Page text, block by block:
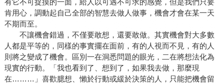
有它不可捉摸的一面，給人以可遇不可求的感覺，但是我們只要
肯用心，調動起自己全部的智慧去做人做事，機會才會在某一天
不期而至。
不讓機會錯過，不僅要敢想，還要敢做。其實機會對大多數
人都是平等的，同樣的事實擺在面前，有的人視而不見，有的人
則將之變成了機會。區別一在洞悉問題的眼光，二在將想法化為
現實的行動。「我也看到了、想到了，如果我去做，那麼現
在………」喜歡臆想、懶於行動或緩於決策的人，只能把機會留